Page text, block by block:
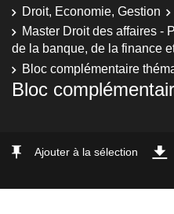
Droit, Economie, Gestion
Master Droit des affaires -
de la banque, de la finance
Bloc complémentaire
Bloc
Ajouter à la sélection